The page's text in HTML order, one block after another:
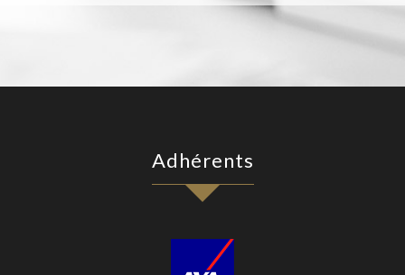
Adhérents